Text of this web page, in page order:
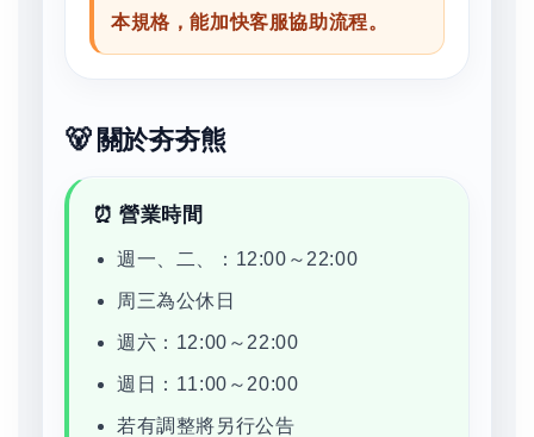
本規格，能加快客服協助流程。
🐻 關於夯夯熊
⏰ 營業時間
週一、二、：12:00～22:00
周三為公休日
週六：12:00～22:00
週日：11:00～20:00
若有調整將另行公告